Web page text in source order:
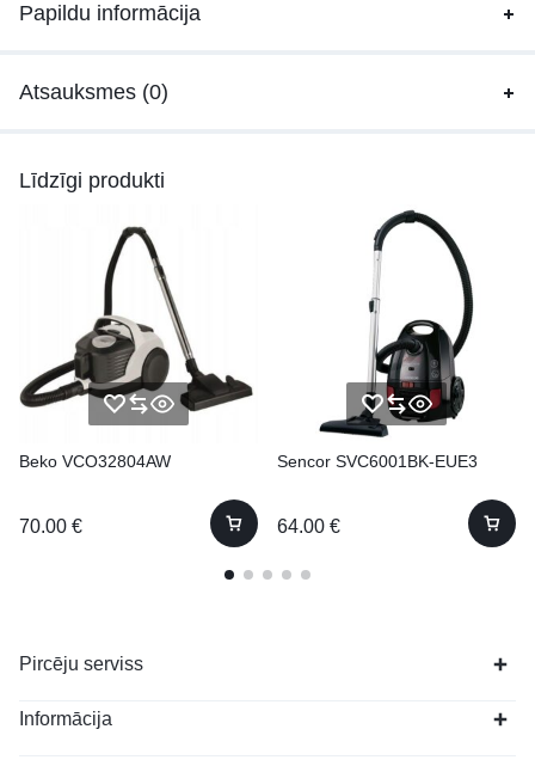
Papildu informācija
Atsauksmes (0)
Līdzīgi produkti
Beko VCO32804AW
70.00 €
Sencor SVC6001BK-EUE3
64.00 €
Pircēju serviss
Informācija